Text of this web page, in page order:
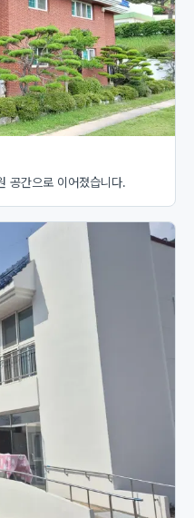
공간으로 이어졌습니다.